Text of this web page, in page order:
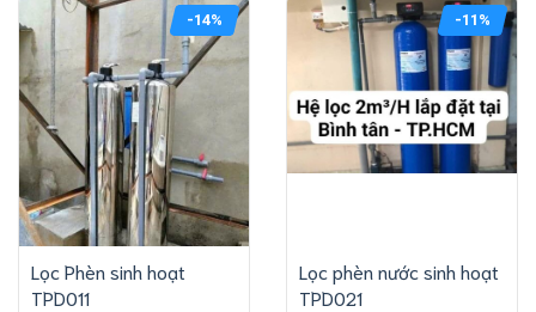
-14%
Lọc Phèn sinh hoạt
TPD011
-11%
Lọc phèn nước sinh hoạt
TPD021